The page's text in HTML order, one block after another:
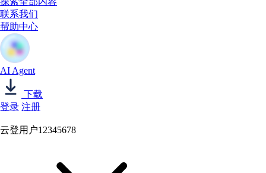
联系我们
帮助中心
AI Agent
下载
登录 注册
云登用户12345678